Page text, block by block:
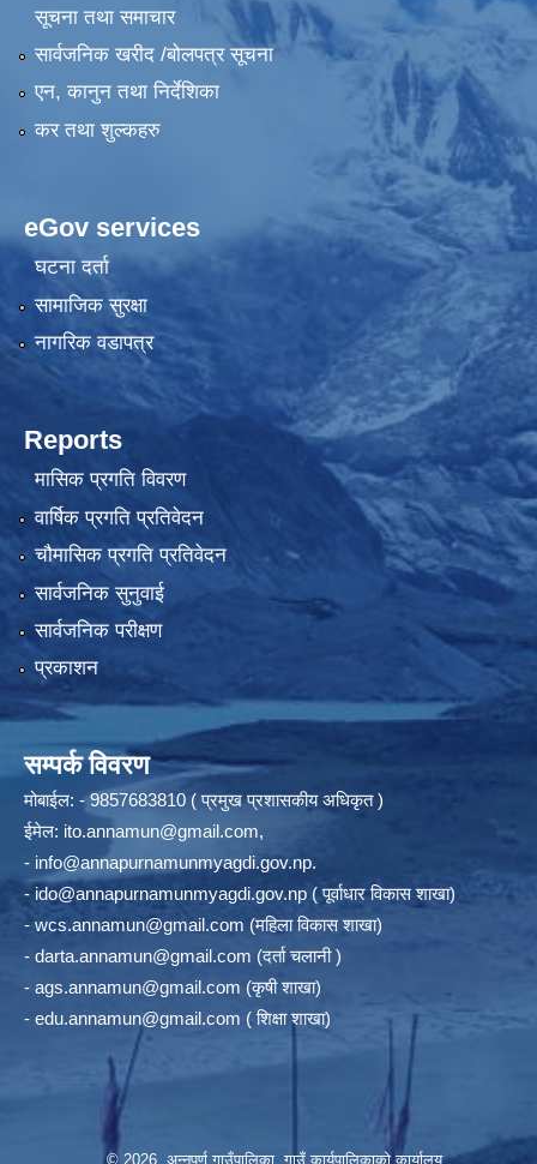
सूचना तथा समाचार
सार्वजनिक खरीद /बोलपत्र सूचना
एन, कानुन तथा निर्देशिका
कर तथा शुल्कहरु
eGov services
घटना दर्ता
सामाजिक सुरक्षा
नागरिक वडापत्र
Reports
मासिक प्रगति विवरण
वार्षिक प्रगति प्रतिवेदन
चौमासिक प्रगति प्रतिवेदन
सार्वजनिक सुनुवाई
सार्वजनिक परीक्षण
प्रकाशन
सम्पर्क विवरण
मोबाईल: - 9857683810 ( प्रमुख प्रशासकीय अधिकृत )
ईमेल: ito.annamun@gmail.com,
- info@annapurnamunmyagdi.gov.np.
- ido@annapurnamunmyagdi.gov.np ( पूर्वाधार विकास शाखा)
- wcs.annamun@gmail.com (महिला विकास शाखा)
- darta.annamun@gmail.com (दर्ता चलानी )
- ags.annamun@gmail.com (कृषी शाखा)
- edu.annamun@gmail.com ( शिक्षा शाखा)
© 2026 अन्‍नपूर्ण गाउँपालिका, गाउँ कार्यपालिकाको कार्यालय